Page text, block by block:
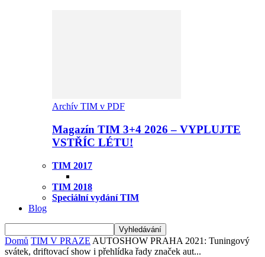
Archív TIM v PDF
Magazín TIM 3+4 2026 – VYPLUJTE
VSTŘÍC LÉTU!
TIM 2017
TIM 2018
Speciální vydání TIM
Blog
Domů TIM V PRAZE AUTOSHOW PRAHA 2021: Tuningový
svátek, driftovací show i přehlídka řady značek aut...